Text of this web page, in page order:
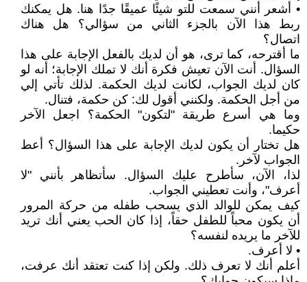
• أشعر أنني سمعت للتو شيئًا عميقًا جدًا هنا. هل يمكنك
ربط هذا الآن بالجزء الثاني من سؤالي؟ هل هناك
اتصال؟
ما أقترحه، كما ترى، هو أن لديك بالفعل الإجابة على هذا
السؤال. أنت الآن تعيش فكرة أنك لا تملك الإجابة؛ أنه لو
كان لديك الجواب، لكانت لديك الحكمة. لذلك تأتي إلي
من أجل الحكمة. ولكنني أقول لك: كن حكمة، فتنال.
وما هي أسرع طريقة "لتكون" الحكمة؟ اجعل الآخر
حكيما.
هل تختار أن يكون لديك الإجابة على هذا السؤال؟ أعط
الجواب لآخر.
لذا، الآن، سأطرح عليك السؤال. سأتظاهر بأنني "لا
أعرف"، وأنت تعطيني الجواب.
كيف يمكن للوالد الذي يسحب طفله من حركة المرور
أن يكون محباً للطفل حقاً، إذا كان الحب يعني أنك تريد
للآخر ما يريده لنفسه؟
• لا أعرف.
أعلم أنك لا تعرف ذلك. ولكن إذا كنت تعتقد أنك عرفت،